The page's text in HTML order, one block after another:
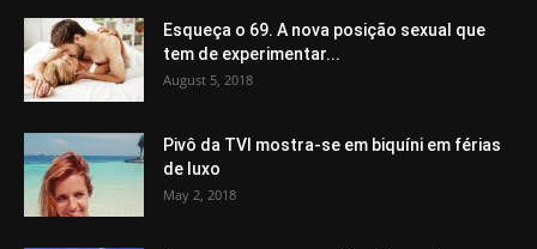
Esqueça o 69. A nova posição sexual que
tem de experimentar...
August 5, 2018
Pivô da TVI mostra-se em biquíni em férias
de luxo
May 2, 2018